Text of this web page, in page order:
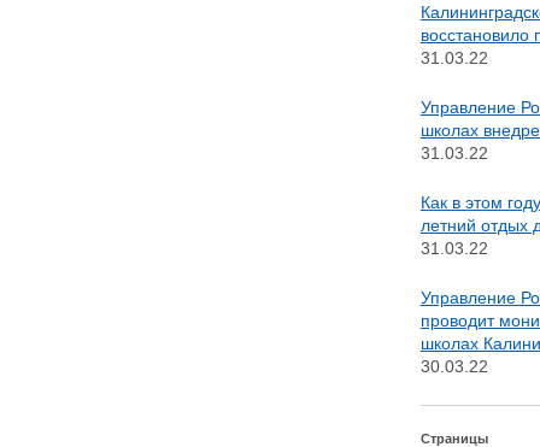
восстановило
31.03.22
Управление
школах
31.03.22
Как в этом
летний отдых
31.03.22
Управление
проводит
школах
30.03.22
Страницы